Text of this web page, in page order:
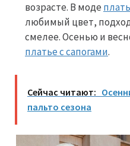
возрасте. В моде
любимый цвет,
смелее. Осенью и
платье с сапогами.
Сейчас читают:
пальто сезона